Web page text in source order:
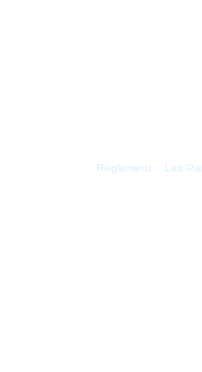
Règlement Les